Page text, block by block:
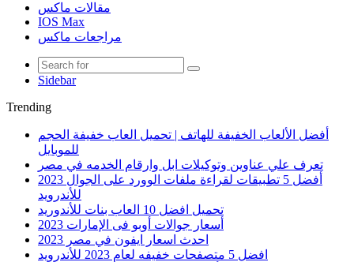
مقالات ماكس
IOS Max
مراجعات ماكس
Sidebar
Trending
أفضل الألعاب الخفيفة للهاتف | تحميل العاب خفيفة الحجم
للموبايل
تعرف علي عناوين وتوكيلات ابل وارقام الخدمه في مصر
أفضل 5 تطبيقات لقراءة ملفات الوورد على الجوال 2023
للأندرويد
تحميل افضل 10 العاب بنات للأندوريد
أسعار جوالات أوبو فى الإمارات 2023
احدث اسعار ايفون في مصر 2023
افضل 5 متصفحات خفيفه لعام 2023 للأندرويد